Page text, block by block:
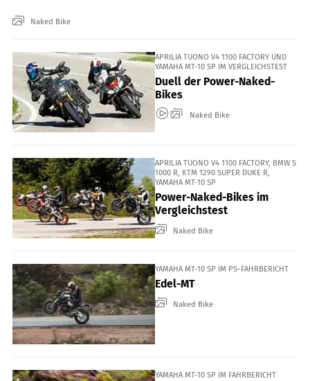
Naked Bike
APRILIA TUONO V4 1100 FACTORY UND
YAMAHA MT-10 SP IM VERGLEICHSTEST
Duell der Power-Naked-
Bikes
Naked Bike
APRILIA TUONO V4 1100 FACTORY, BMW S
1000 R, KTM 1290 SUPER DUKE R,
YAMAHA MT-10 SP
Power-Naked-Bikes im
Vergleichstest
Naked Bike
YAMAHA MT-10 SP IM PS-FAHRBERICHT
Edel-MT
Naked Bike
YAMAHA MT-10 SP IM FAHRBERICHT